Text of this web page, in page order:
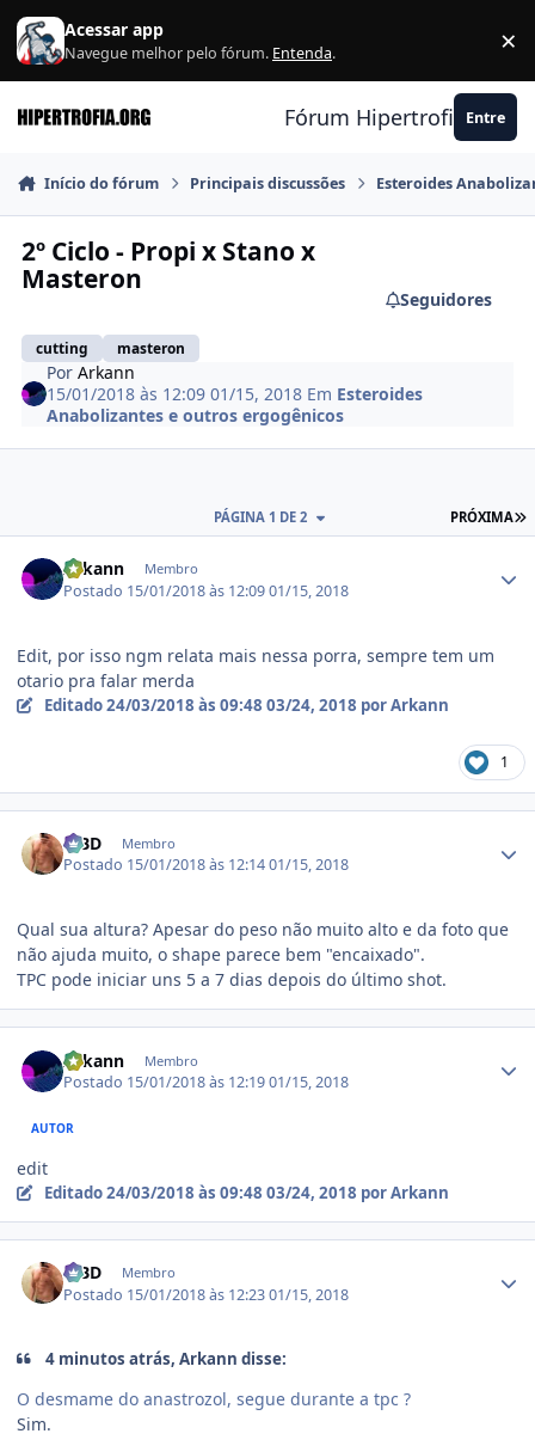
Ir para conteúdo
Acessar app
Navegue melhor pelo fórum. Entenda. ×
Fórum Hipertrofia.org
Entre
Início do fórum Principais discussões Esteroides
2º Ciclo - Propi x Stano x
Masteron
cutting masteron
Seguidores
PorArkann
15/01/2018 às 12:0901/15, 2018 Em Esteroides
Anabolizantes e outros ergogênicos
PRÓXIMA
PÁGINA 1 DE 2
Arkann Membro
Postado 15/01/2018 às 12:0901/15, 2018
Edit, por isso ngm relata mais nessa porra, sempre tem um
otario pra falar merda
Editado24/03/2018 às 09:48 03/24, 2018 por Arkann
1
MBD Membro
Postado 15/01/2018 às 12:1401/15, 2018
Qual sua altura? Apesar do peso não muito alto e da foto que
não ajuda muito, o shape parece bem "encaixado".
TPC pode iniciar uns 5 a 7 dias depois do último shot.
Arkann Membro
Postado 15/01/2018 às 12:1901/15, 2018
AUTOR
edit
Editado24/03/2018 às 09:48 03/24, 2018 por Arkann
MBD Membro
Postado 15/01/2018 às 12:2301/15, 2018
4 minutos atrás, Arkann disse:
O desmame do anastrozol, segue durante a tpc ?
Sim.